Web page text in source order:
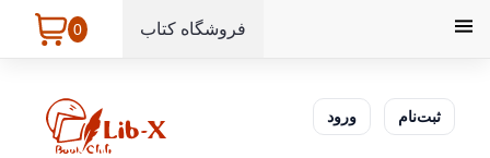
0 فروشگاه کتاب
ورود ثبت‌نام